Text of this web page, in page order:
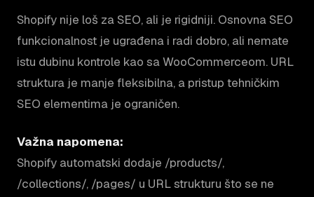
Shopify nije loš za SEO, ali je rigidniji. Osnovna SEO
funkcionalnost je ugrađena i radi dobro, ali nemate
istu dubinu kontrole kao sa WooCommerceom. URL
struktura je manje fleksibilna, a pristup tehničkim
SEO elementima je ograničen.
Važna napomena:
Shopify automatski dodaje /products/,
/collections/, /pages/ u URL strukturu što se ne